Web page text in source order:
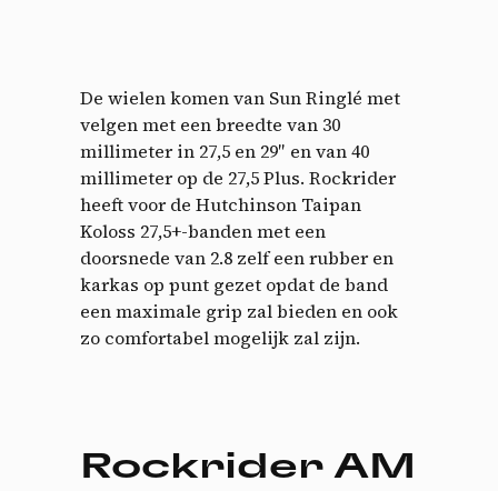
De wielen komen van Sun Ringlé met
velgen met een breedte van 30
millimeter in 27,5 en 29″ en van 40
millimeter op de 27,5 Plus. Rockrider
heeft voor de Hutchinson Taipan
Koloss 27,5+-banden met een
doorsnede van 2.8 zelf een rubber en
karkas op punt gezet opdat de band
een maximale grip zal bieden en ook
zo comfortabel mogelijk zal zijn.
Rockrider AM